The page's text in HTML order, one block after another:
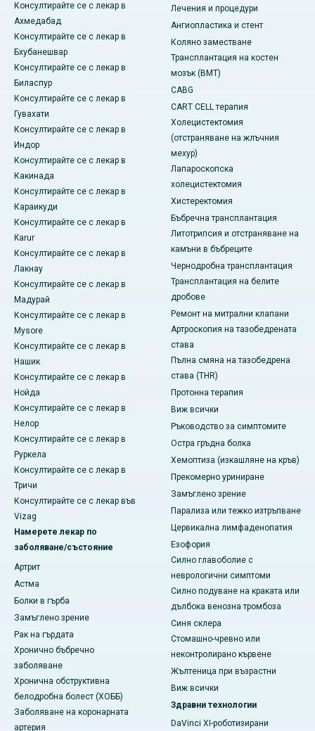
Консултирайте се с лекар в
Ахмедабад
Консултирайте се с лекар в
Бхубанешвар
Консултирайте се с лекар в
Биласпур
Консултирайте се с лекар в
Гувахати
Консултирайте се с лекар в
Индор
Консултирайте се с лекар в
Какинада
Консултирайте се с лекар в
Караикуди
Консултирайте се с лекар в
Karur
Консултирайте се с лекар в
Лакнау
Консултирайте се с лекар в
Мадурай
Консултирайте се с лекар в
Mysore
Консултирайте се с лекар в
Нашик
Консултирайте се с лекар в
Нойда
Консултирайте се с лекар в
Нелор
Консултирайте се с лекар в
Руркела
Консултирайте се с лекар в
Тричи
Консултирайте се с лекар във
Vizag
Намерете лекар по
заболяване/състояние
Артрит
Астма
Болки в гърба
Замъглено зрение
Рак на гърдата
Хронично бъбречно
заболяване
Хронична обструктивна
белодробна болест (ХОББ)
Заболяване на коронарната
артерия
Лечения и процедури
Ангиопластика и стент
Коляно заместване
Трансплантация на костен
мозък (BMT)
CABG
CART CELL терапия
Холецистектомия
(отстраняване на жлъчния
мехур)
Лапароскопска
холецистектомия
Хистеректомия
Бъбречна трансплантация
Литотрипсия и отстраняване на
камъни в бъбреците
Чернодробна трансплантация
Трансплантация на белите
дробове
Ремонт на митрални клапани
Артроскопия на тазобедрената
става
Пълна смяна на тазобедрена
става (THR)
Протонна терапия
Виж всички
Ръководство за симптомите
Остра гръдна болка
Хемоптиза (изкашляне на кръв)
Прекомерно уриниране
Замъглено зрение
Парализа или тежко изтръпване
Цервикална лимфаденопатия
Езофория
Силно главоболие с
неврологични симптоми
Силно подуване на краката или
дълбока венозна тромбоза
Синя склера
Стомашно-чревно или
неконтролирано кървене
Жълтеница при възрастни
Виж всички
Здравни технологии
DaVinci XI-роботизирани